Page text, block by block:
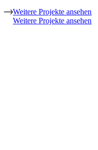
Weitere Projekte ansehen
Weitere Projekte ansehen